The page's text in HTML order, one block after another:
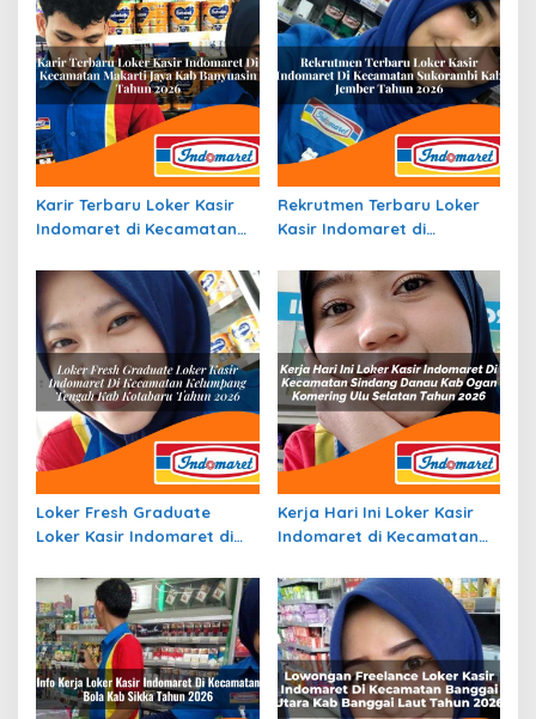
Karir Terbaru Loker Kasir
Indomaret di Kecamatan
Banyuasin Tahun 2026
Rekrutmen Terbaru Loker
Kasir Indomaret di
Kab. Jember Tahun 2026
Loker Fresh Graduate
Loker Kasir Indomaret di
Tengah, Kab. Kotabaru
Tahun 2026
Kerja Hari Ini Loker Kasir
Indomaret di Kecamatan
Komering Ulu Selatan
Tahun 2026